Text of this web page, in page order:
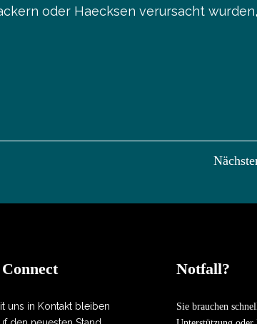
oder Haecksen verursacht wurden,
uns in Kontakt bleiben
Notfall?
Sie brauchen